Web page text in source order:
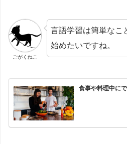
ごがくねこ
言語学習は簡単なこ
始めたいですね。
食事や料理中に